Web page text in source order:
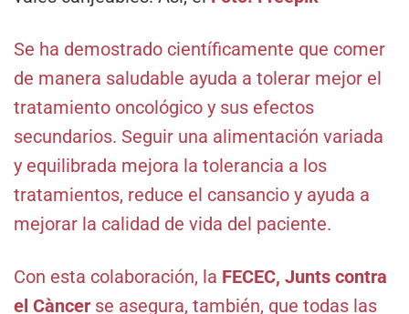
Se ha demostrado científicamente que comer
de manera saludable ayuda a tolerar mejor el
tratamiento oncológico y sus efectos
secundarios. Seguir una alimentación variada
y equilibrada mejora la tolerancia a los
tratamientos, reduce el cansancio y ayuda a
mejorar la calidad de vida del paciente.
Con esta colaboración, la FECEC, Junts contra
el Càncer se asegura, también, que todas las